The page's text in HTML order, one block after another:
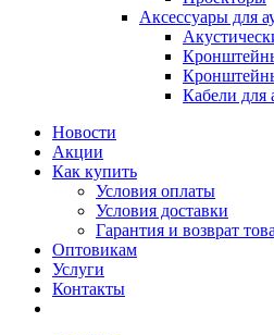
Аксессуары для
Кабели для
Новости
Акции
Как купить
Условия оплаты
Условия доставки
Гарантия и возврат
Оптовикам
Услуги
Контакты